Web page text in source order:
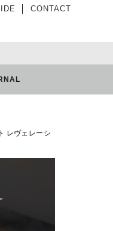
CONTACT
レヴェレーシ